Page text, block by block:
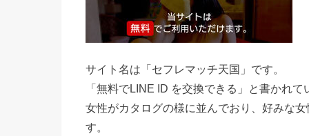
サイト名は「セフレマッチ天国」です。
「無料でLINE ID を交換できる」と書かれ
女性がカタログの様に並んでおり、好みな
す。